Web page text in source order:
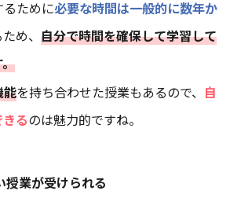
ために必要な時間は一般的に数年か
め、 自分で時間を確保して学習して
能を持ち合わせた授業もあるので、 自
るのは魅力的ですね。
業が受けられる